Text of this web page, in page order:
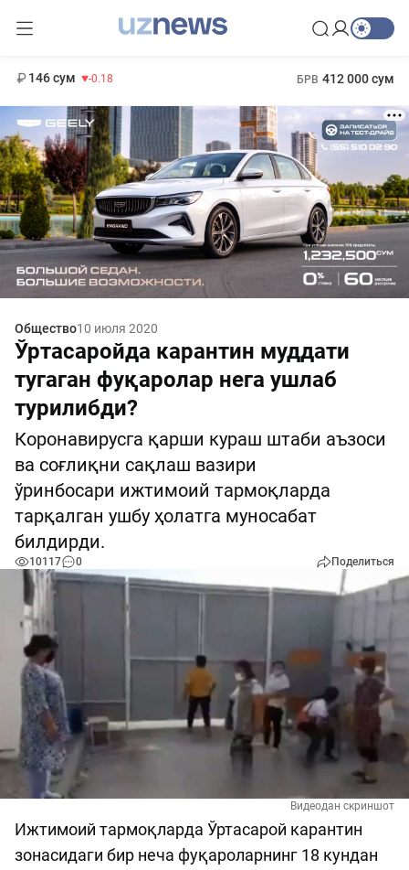
146 сум -0.18 БРВ 412 000 сум
Общество10 июля 2020
Ўртасаройда карантин муддати
тугаган фуқаролар нега ушлаб
турилибди?
Коронавирусга қарши кураш штаби аъзоси
ва соғлиқни сақлаш вазири
ўринбосари ижтимоий тармоқларда
тарқалган ушбу ҳолатга муносабат
билдирди.
10117 0 Поделиться
Видеодан скриншот
Ижтимоий тармоқларда Ўртасарой карантин
зонасидаги бир неча фуқароларнинг 18 кундан